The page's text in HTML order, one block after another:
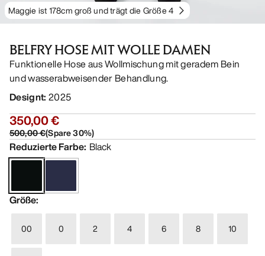
Maggie ist 178cm groß und trägt die Größe 4
BELFRY HOSE MIT WOLLE DAMEN
Funktionelle Hose aus Wollmischung mit geradem Bein
und wasserabweisender Behandlung.
Designt: 2025
350,00 €
500,00 €(Spare30%)
Reduzierte Farbe: Black
Größe:
00 0 2 4 6 8 10